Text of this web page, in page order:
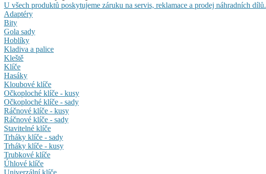
U všech produktů poskytujeme záruku na servis, reklamace a prodej náhradních dílů.
Adaptéry
Bity
Gola sady
Hoblíky
Kladiva a palice
Kleště
Klíče
Hasáky
Kloubové klíče
Očkoploché klíče - kusy
Očkoploché klíče - sady
Ráčnové klíče - kusy
Ráčnové klíče - sady
Stavitelné klíče
Trháky klíče - sady
Trháky klíče - kusy
Trubkové klíče
Úhlové klíče
Univerzální klíče